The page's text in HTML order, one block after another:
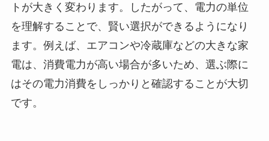
トが大きく変わります。したがって、電力の単位
を理解することで、賢い選択ができるようになり
ます。例えば、エアコンや冷蔵庫などの大きな家
電は、消費電力が高い場合が多いため、選ぶ際に
はその電力消費をしっかりと確認することが大切
です。